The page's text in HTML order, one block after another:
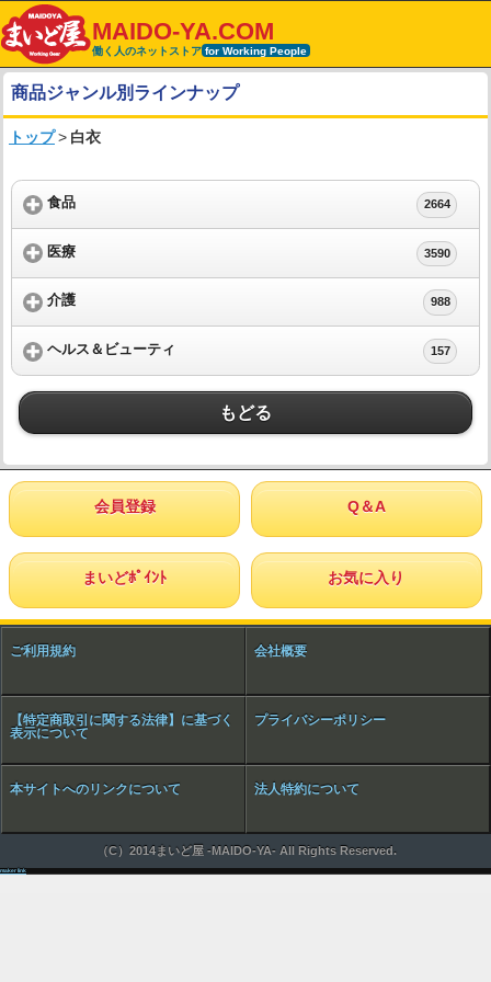
MAIDO-YA.COM
働く人のネットストア for Working People
商品ジャンル別ラインナップ
トップ> 白衣
食品 2664
医療 3590
介護 988
ヘルス＆ビューティ 157
もどる
会員登録 Q＆A
まいどﾎﾟｲﾝﾄ お気に入り
ご利用規約 会社概要
【特定商取引に関する法律】に基づく
表示について
プライバシーポリシー
本サイトへのリンクについて 法人特約について
（C）2014まいど屋 -MAIDO-YA- All Rights Reserved.
maker link